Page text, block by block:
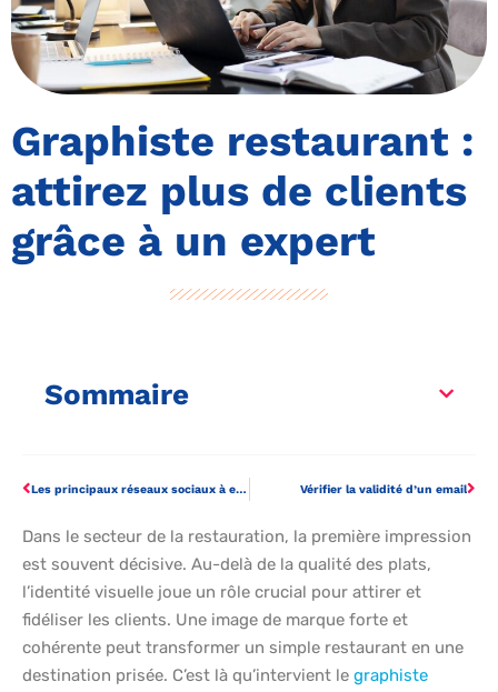
Graphiste restaurant :
attirez plus de clients
grâce à un expert
Sommaire
Les principaux réseaux sociaux à exploiter pour dynamiser les ventes d’un site marchand Vérifier la validité d’un email
Dans le secteur de la restauration, la première impression
est souvent décisive. Au-delà de la qualité des plats,
l’identité visuelle joue un rôle crucial pour attirer et
fidéliser les clients. Une image de marque forte et
cohérente peut transformer un simple restaurant en une
destination prisée. C’est là qu’intervient le graphiste